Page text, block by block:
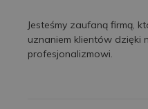
Jesteśmy zaufaną firmą,
uznaniem klientów dzięki
profesjonalizmowi.